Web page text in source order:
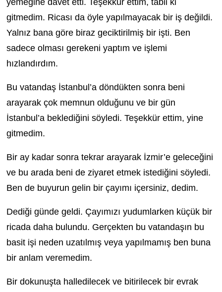
yemeğine davet etti. Teşekkür ettim, tabii ki
gitmedim. Ricası da öyle yapılmayacak bir iş değildi.
Yalnız bana göre biraz geciktirilmiş bir işti. Ben
sadece olması gerekeni yaptım ve işlemi
hızlandırdım.
Bu vatandaş İstanbul’a döndükten sonra beni
arayarak çok memnun olduğunu ve bir gün
İstanbul’a beklediğini söyledi. Teşekkür ettim, yine
gitmedim.
Bir ay kadar sonra tekrar arayarak İzmir’e geleceğini
ve bu arada beni de ziyaret etmek istediğini söyledi.
Ben de buyurun gelin bir çayımı içersiniz, dedim.
Dediği günde geldi. Çayımızı yudumlarken küçük bir
ricada daha bulundu. Gerçekten bu vatandaşın bu
basit işi neden uzatılmış veya yapılmamış ben buna
bir anlam veremedim.
Bir dokunuşta halledilecek ve bitirilecek bir evrak